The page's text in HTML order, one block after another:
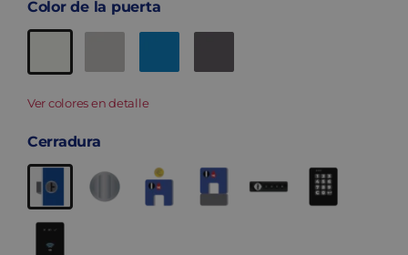
Color de la puerta
Ver colores en detalle
Cerradura